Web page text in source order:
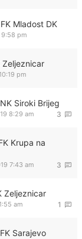
Mladost DK
9:58 pm
Zeljeznicar
pm
Siroki Brijeg
3
8:29 am
Krupa na
3
7:43 am
Zeljeznicar
1
am
Sarajevo